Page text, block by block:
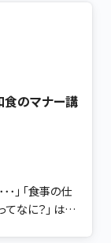
。 ● お
ケーション」
さんと約束し
ならお子さん
ますので クセ
ます。 な
こと
食のマナー講
の仕